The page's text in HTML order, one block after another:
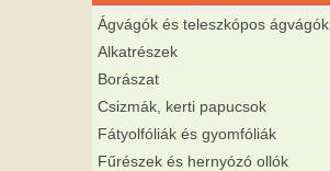
Ágvágók és teleszkópos ágvágók
Alkatrészek
Borászat
Csizmák, kerti papucsok
Fátyolfóliák és gyomfóliák
Fűrészek és hernyózó ollók